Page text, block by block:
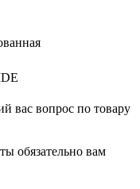
вас вопрос по товару
обязательно вам